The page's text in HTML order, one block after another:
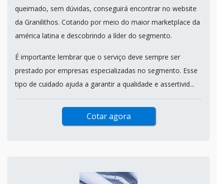
queimado, sem dúvidas, conseguirá encontrar no website
da Granilithos. Cotando por meio do maior marketplace da
américa latina e descobrindo a líder do segmento.
É importante lembrar que o serviço deve sempre ser
prestado por empresas especializadas no segmento. Esse
tipo de cuidado ajuda a garantir a qualidade e assertivid...
Cotar agora